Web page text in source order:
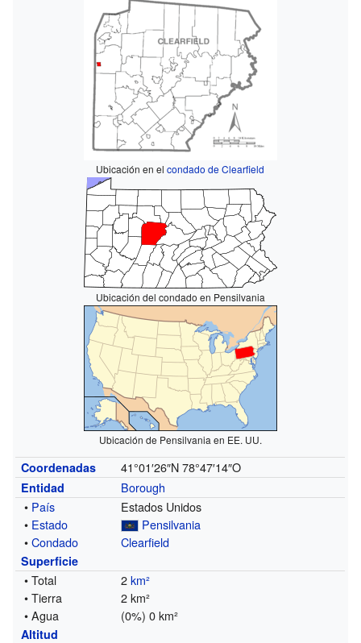
Ubicación en elcondado de Clearfield
Ubicación del condado en Pensilvania
Ubicación de Pensilvania en EE. UU.
Coordenadas 41°01′26″N 78°47′14″O
Entidad
Borough
• País
Estados Unidos
• Estado
Pensilvania
•Condado Clearfield
Superficie
• Total 2km²
• Tierra
2 km²
• Agua
(0%) 0 km²
Altitud